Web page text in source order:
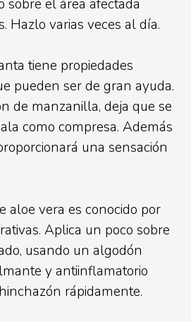
sobre el área afectada
Hazlo varias veces al día.
tiene propiedades
pueden ser de gran ayuda.
de manzanilla, deja que se
como compresa. Además
una sensación
aloe vera es conocido por
Aplica un poco sobre
usando un algodón
y antiinflamatorio
rápidamente.